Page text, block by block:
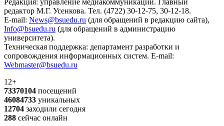
редактор М.Г. Усенкова. Тел. (4722) 30-12-75, 30-12-18.
E-mail: News@bsuedu.ru (для обращений в редакцию сайта),
Info@bsuedu.ru (для обращений в администрацию
университета).
Техническая поддержка: департамент разработки и
сопровождения информационных систем. E-mail:
Webmaster@bsuedu.ru
12+
73370104 посещений
46084733 уникальных
12704 заходили сегодня
288 сейчас онлайн